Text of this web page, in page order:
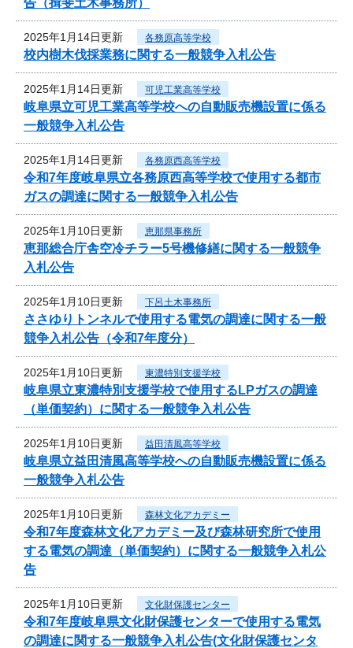
2025年1月14日更新 各務原高等学校
校内樹木伐採業務に関する一般競争入札公告
2025年1月14日更新 可児工業高等学校
岐阜県立可児工業高等学校への自動販売機設置に係る
一般競争入札公告
2025年1月14日更新 各務原西高等学校
令和7年度岐阜県立各務原西高等学校で使用する都市
ガスの調達に関する一般競争入札公告
2025年1月10日更新 恵那県事務所
恵那総合庁舎空冷チラー5号機修繕に関する一般競争
入札公告
2025年1月10日更新 下呂土木事務所
ささゆりトンネルで使用する電気の調達に関する一般
競争入札公告（令和7年度分）
2025年1月10日更新 東濃特別支援学校
岐阜県立東濃特別支援学校で使用するLPガスの調達
（単価契約）に関する一般競争入札公告
2025年1月10日更新 益田清風高等学校
岐阜県立益田清風高等学校への自動販売機設置に係る
一般競争入札公告
2025年1月10日更新 森林文化アカデミー
令和7年度森林文化アカデミー及び森林研究所で使用
する電気の調達（単価契約）に関する一般競争入札公
告
2025年1月10日更新 文化財保護センター
令和7年度岐阜県文化財保護センターで使用する電気
の調達に関する一般競争入札公告(文化財保護センタ